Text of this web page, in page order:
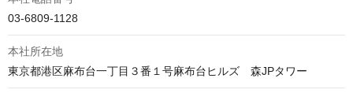
03-6809-1128
本社所在地